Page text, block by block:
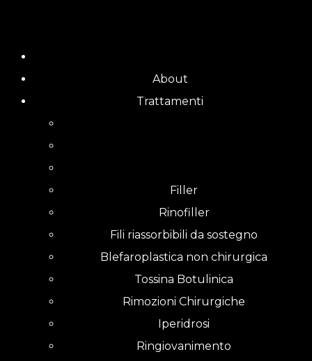
content
About
Trattamenti
Filler
Rinofiller
Fili riassorbibili da sostegno
Blefaroplastica non chirurgica
Tossina Botulinica
Rimozioni Chirurgiche
Iperidrosi
Ringiovanimento